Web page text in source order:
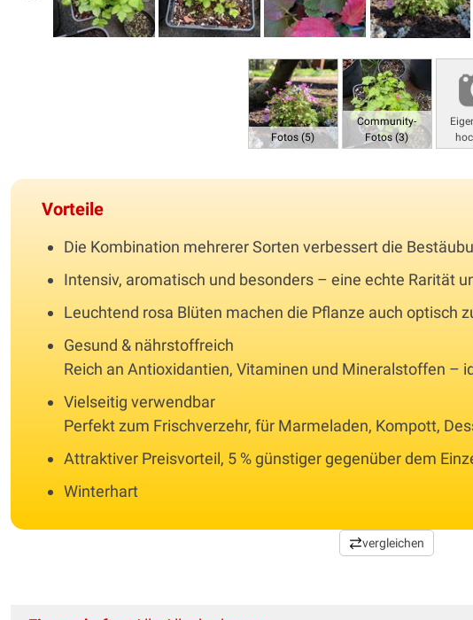
Fotos (5)
Community-
Fotos (3)
Vorteile
Die Kombination mehrerer Sorten verbessert die
Intensiv, aromatisch und besonders – eine echte Rarität
Leuchtend rosa Blüten machen die Pflanze auch optisch
Gesund & nährstoffreich
Reich an Antioxidantien, Vitaminen und Mineralstoffen –
Vielseitig verwendbar
Perfekt zum Frischverzehr, für Marmeladen, Kompott,
Attraktiver Preisvorteil, 5 % günstiger gegenüber dem
Winterhart
vergleichen